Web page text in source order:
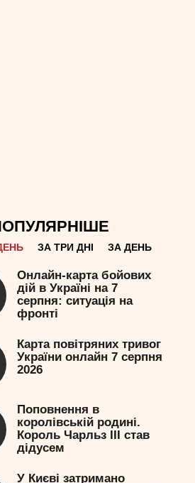
ЗА ТРИ ДНІ ЗА ДЕНЬ
Онлайн-карта бойових
дій в Україні на 7
серпня: ситуація на
фронті
Карта повітряних тривог
України онлайн 7 серпня
2026
Поповнення в
королівській родині.
Король Чарльз III став
дідусем
У Києві затримано